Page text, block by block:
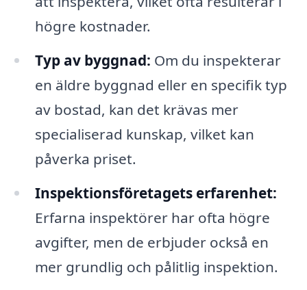
högre kostnader.
Typ av byggnad: Om du inspekterar
en äldre byggnad eller en specifik typ
av bostad, kan det krävas mer
specialiserad kunskap, vilket kan
påverka priset.
Inspektionsföretagets erfarenhet:
Erfarna inspektörer har ofta högre
avgifter, men de erbjuder också en
mer grundlig och pålitlig inspektion.